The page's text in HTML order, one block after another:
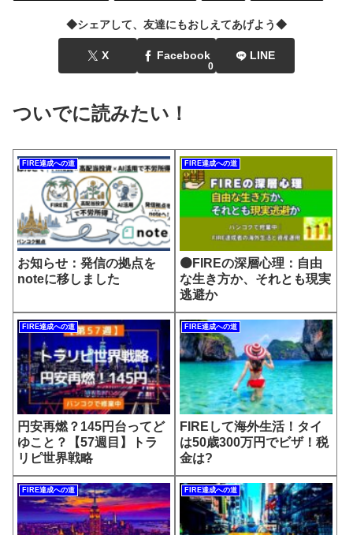
◆シェアして、友達にもおしえてあげよう◆
X Facebook
0
LINE
ついでに読みたい！
FIRE達成への道
お知らせ：発信の拠点を
noteに移しました
FIRE達成への道
🟠FIREの深層心理：自由
な生き方か、それとも現実
逃避か
FIRE達成への道
円安再燃？145円台ってど
ゆこと？【57週目】トラ
リピ世界戦略
FIRE達成への道
FIREして海外生活！タイ
は50歳300万円でビザ！税
金は?
FIRE達成への道 FIRE達成への道